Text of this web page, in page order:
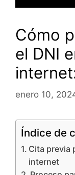
Cómo
el DNI
enero 10,
Índice de
Cita previa
internet